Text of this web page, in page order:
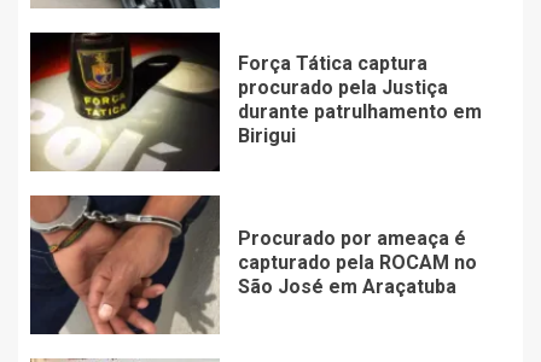
Força Tática captura
procurado pela Justiça
durante patrulhamento em
Birigui
Procurado por ameaça é
capturado pela ROCAM no
São José em Araçatuba